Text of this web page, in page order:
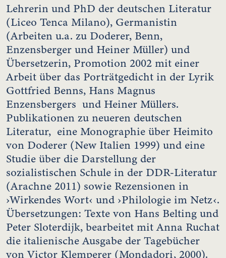
Lehrerin und PhD der deutschen Literatur
(Liceo Tenca Milano), Germanistin
(Arbeiten u.a. zu Doderer, Benn,
Enzensberger und Heiner Müller) und
Übersetzerin, Promotion 2002 mit einer
Arbeit über das Porträtgedicht in der Lyrik
Gottfried Benns, Hans Magnus
Enzensbergers und Heiner Müllers.
Publikationen zu neueren deutschen
Literatur, eine Monographie über Heimito
von Doderer (New Italien 1999) und eine
Studie über die Darstellung der
sozialistischen Schule in der DDR-Literatur
(Arachne 2011) sowie Rezensionen in
›Wirkendes Wort‹ und ›Philologie im Netz‹.
Übersetzungen: Texte von Hans Belting und
Peter Sloterdijk, bearbeitet mit Anna Ruchat
die italienische Ausgabe der Tagebücher
von Victor Klemperer (Mondadori, 2000).